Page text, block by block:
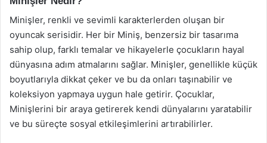
Minişler, renkli ve sevimli karakterlerden oluşan bir
oyuncak serisidir. Her bir Miniş, benzersiz bir tasarıma
sahip olup, farklı temalar ve hikayelerle çocukların hayal
dünyasına adım atmalarını sağlar. Minişler, genellikle küçük
boyutlarıyla dikkat çeker ve bu da onları taşınabilir ve
koleksiyon yapmaya uygun hale getirir. Çocuklar,
Minişlerini bir araya getirerek kendi dünyalarını yaratabilir
ve bu süreçte sosyal etkileşimlerini artırabilirler.